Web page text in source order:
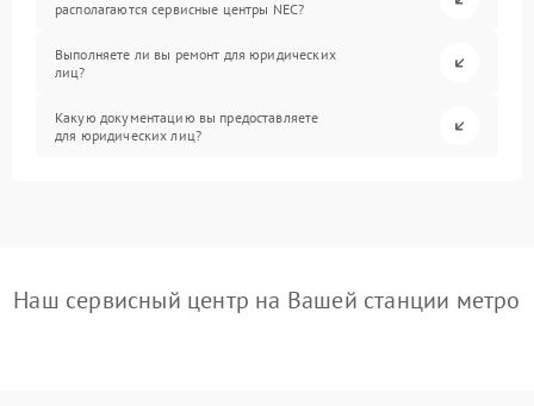
располагаются сервисные центры NEC?
Выполняете ли вы ремонт для юридических
лиц?
Какую документацию вы предоставляете
для юридических лиц?
Наш сервисный центр на Вашей станции метро